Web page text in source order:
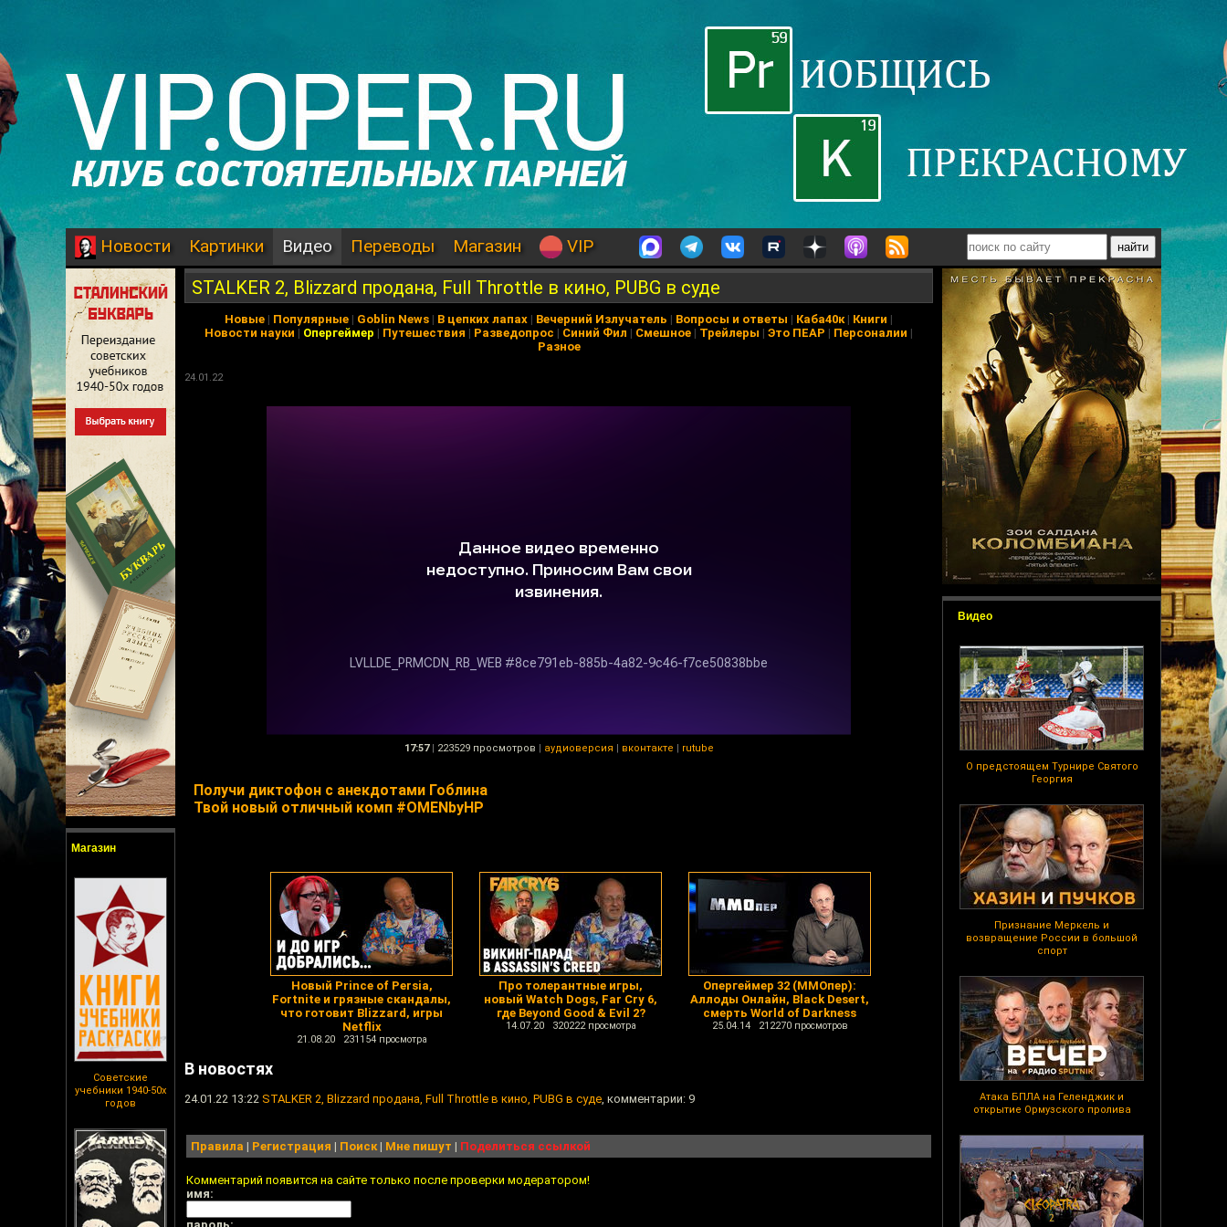
Новости Картинки Видео Переводы Магазин VIP
Магазин
Советские
учебники 1940-50х
годов
Видео
О предстоящем Турнире Святого
Георгия
Признание Меркель и
возвращение России в большой
спорт
Атака БПЛА на Геленджик и
открытие Ормузского пролива
STALKER 2, Blizzard продана, Full Throttle в кино, PUBG в суде
Новые | Популярные | Goblin News | В цепких лапах | Вечерний Излучатель | Вопросы и ответы | Каба40к| Книги |
Новости науки | Опергеймер | Путешествия | Разведопрос | Синий Фил | Смешное | Трейлеры | Это ПЕАР | Персоналии |
Разное
24.01.22
17:57 | 223529 просмотров | аудиоверсия | вконтакте | rutube
Получи диктофон с анекдотами Гоблина
Твой новый отличный комп #OMENbyHP
Новый Prince of Persia,
Fortnite и грязные скандалы,
что готовит Blizzard, игры
Netflix
21.08.20 231154 просмотра
Про толерантные игры,
новый Watch Dogs, Far Cry 6,
где Beyond Good & Evil 2?
14.07.20 320222 просмотра
Опергеймер 32 (ММОпер):
Аллоды Онлайн, Black Desert,
смерть World of Darkness
25.04.14 212270 просмотров
В новостях
24.01.22 13:22 STALKER 2, Blizzard продана, Full Throttle в кино, PUBG в суде, комментарии: 9
Правила | Регистрация | Поиск| Мне пишут | Поделиться ссылкой
Комментарий появится на сайте только после проверки модератором!
имя: